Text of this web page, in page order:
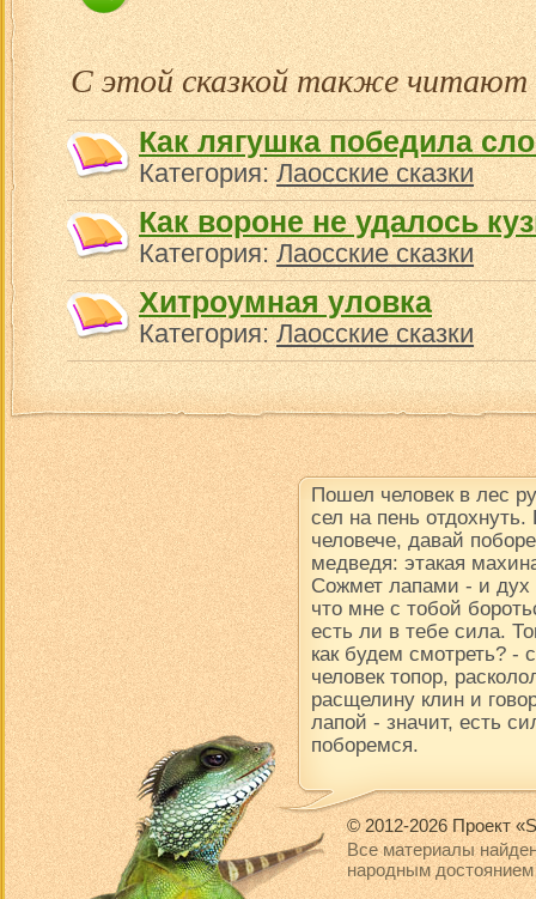
С этой сказкой также читают
Как лягушка победила
Категория:Лаосские сказки
Как вороне не удалось
Категория:Лаосские сказки
Хитроумная уловка
Категория:Лаосские сказки
Пошел человек в лес
сел на пень
человече, давай
медведя: этакая
Сожмет лапами - и дух
что мне с тобой
есть ли в тебе сила.
как будем смотреть? -
человек топор,
расщелину клин и
лапой - значит, есть
поборемся.
© 2012-2026 Проект
Все материалы
народным достоянием